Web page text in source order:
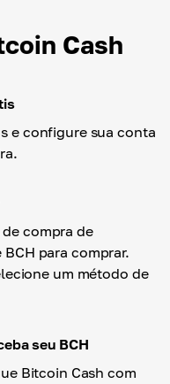
Cash
e configure sua conta
compra de
para comprar.
um método de
seu BCH
Bitcoin Cash com